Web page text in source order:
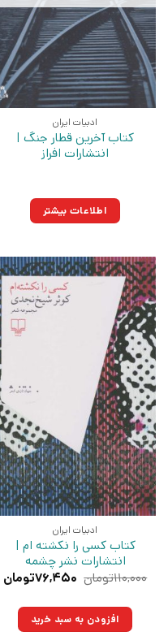
ادبیات ایران
کتاب آخرین قطار جنگ |
انتشارات افراز
اطلاعات بیشتر
ادبیات ایران
کتاب کسی را نکشته ام |
انتشارات نشر چشمه
۱۱۰,۰۰۰تومان قیمت
بود.
۷۶,۴۵۰تومان
افزودن به سبد خرید